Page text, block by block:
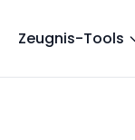
Zeugnis-Tools